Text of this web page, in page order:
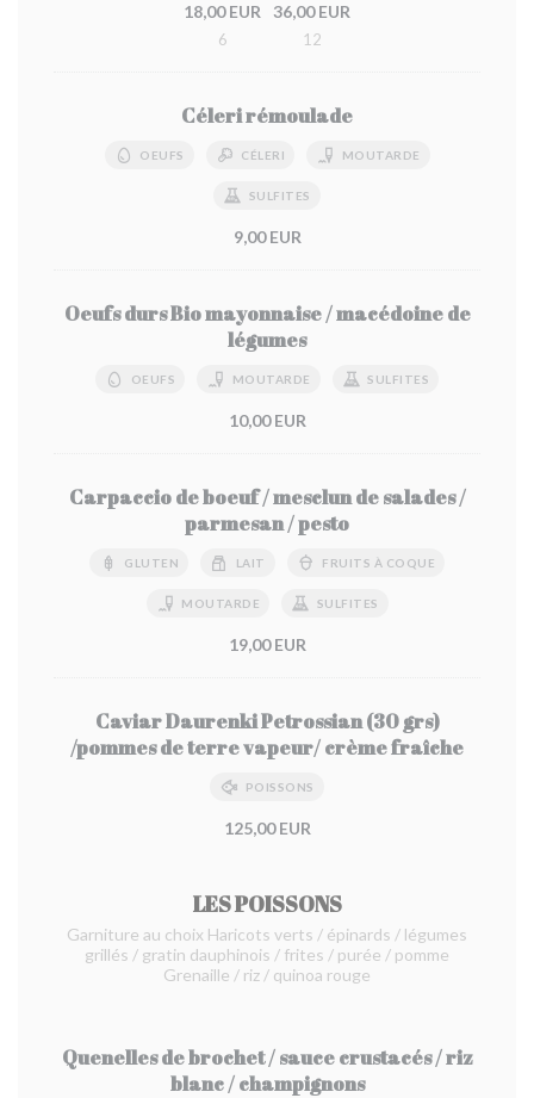
18,00 EUR
6
36,00 EUR
12
Céleri rémoulade
OEUFS CÉLERI MOUTARDE
SULFITES
9,00 EUR
Oeufs durs Bio mayonnaise / macédoine de
légumes
OEUFS MOUTARDE SULFITES
10,00 EUR
Carpaccio de boeuf / mesclun de salades /
parmesan / pesto
GLUTEN LAIT FRUITS À COQUE
MOUTARDE SULFITES
19,00 EUR
Caviar Daurenki Petrossian (30 grs)
/pommes de terre vapeur/ crème fraîche
POISSONS
125,00 EUR
LES POISSONS
Garniture au choix Haricots verts / épinards / légumes
grillés / gratin dauphinois / frites / purée / pomme
Grenaille / riz / quinoa rouge
Quenelles de brochet / sauce crustacés / riz
blanc / champignons